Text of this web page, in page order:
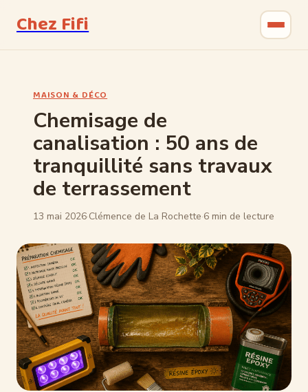
Chez Fifi
Bricolage
Jardinage
Maison & Déco
MAISON & DÉCO
Chemisage de
canalisation : 50 ans de
tranquillité sans travaux
de terrassement
13 mai 2026·Clémence de La Rochette·6 min de lecture